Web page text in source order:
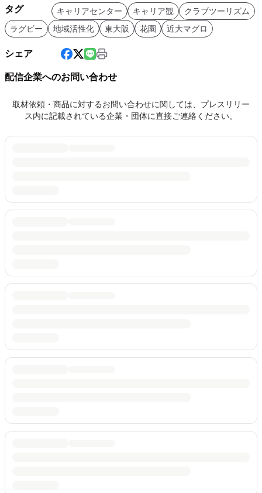
タグ キャリアセンター キャリア観
クラブツーリズム
ラグビー
地域活性化 東大阪 花園 近大マグロ
シェア
配信企業へのお問い合わせ
取材依頼・商品に対するお問い合わせに関しては、プレスリリー
ス内に記載されている企業・団体に直接ご連絡ください。